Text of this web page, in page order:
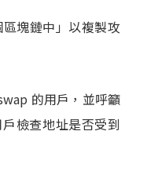
塊鏈中」以複製攻
的用戶，並呼籲
戶檢查地址是否受到